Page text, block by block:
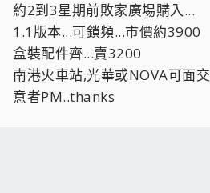
約2到3星期前敗家廣場購入...
1.1版本...可鎖頻...市價約3900
盒裝配件齊...賣3200
南港火車站,光華或NOVA可面交
意者PM..thanks